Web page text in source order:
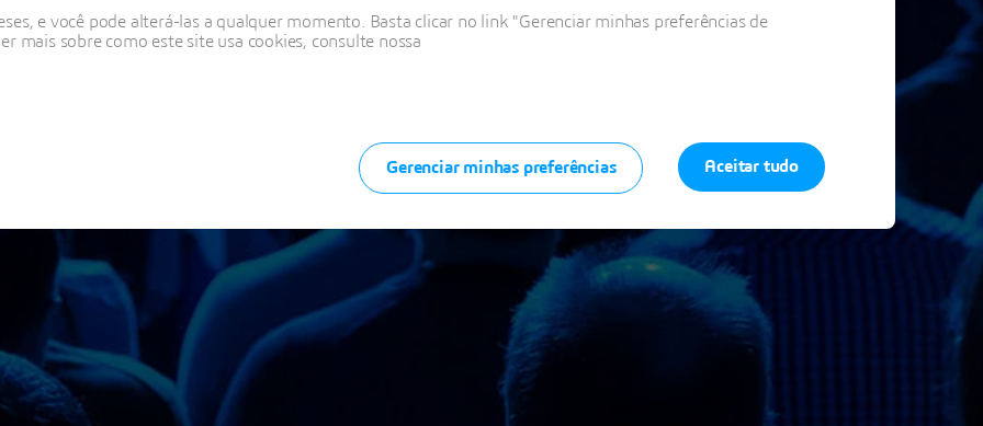
Encontro de usuários SIMULIA
e você pode alterá-las a qualquer momento. Basta clicar no link "Gerenciar minhas preferências de
mais sobre como este site usa cookies, consulte nossa
Aceitar tudo
Gerenciar minhas preferências